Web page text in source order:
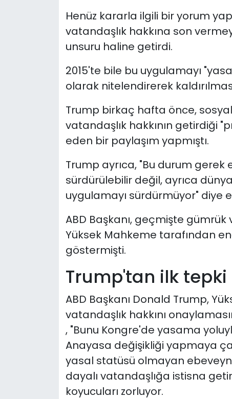
Henüz kararla ilgili bir yorum
vatandaşlık hakkına son
unsuru haline getirdi.
2015'te bile bu uygulamayı
olarak nitelendirerek
Trump birkaç hafta önce,
vatandaşlık hakkının getirdiği
eden bir paylaşım yapmıştı.
Trump ayrıca, "Bu durum
sürdürülebilir değil, ayrıca
uygulamayı sürdürmüyor" diye
ABD Başkanı, geçmişte
Yüksek Mahkeme tarafından
göstermişti.
Trump'tan ilk tepki
ABD Başkanı Donald Trump,
vatandaşlık hakkını
, "Bunu Kongre'de yasama
Anayasa değişikliği yapmaya
yasal statüsü olmayan
dayalı vatandaşlığa istisna
koyucuları zorluyor.